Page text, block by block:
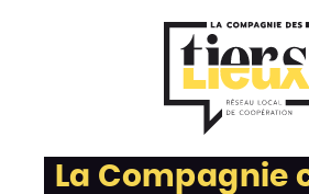
La Compagnie